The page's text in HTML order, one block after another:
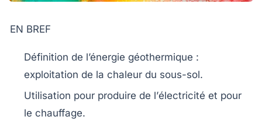
EN BREF
Définition de l’énergie géothermique :
exploitation de la chaleur du sous-sol.
Utilisation pour produire de l’électricité et pour
le chauffage.